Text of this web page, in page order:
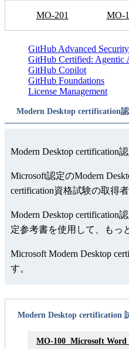
MO-201 MO-
GitHub Advanced Security
GitHub Certified: Agentic
GitHub Copilot
GitHub Foundations
License Management
Modern Desktop certification
Modern Desktop
Microsoft認定のModern
certification資格試験の取得
Modern Desktop certification
定参考書を使用して、もっ
Microsoft Modern Desktop
す。
Modern Desktop certification
MO-100 Microsoft Word